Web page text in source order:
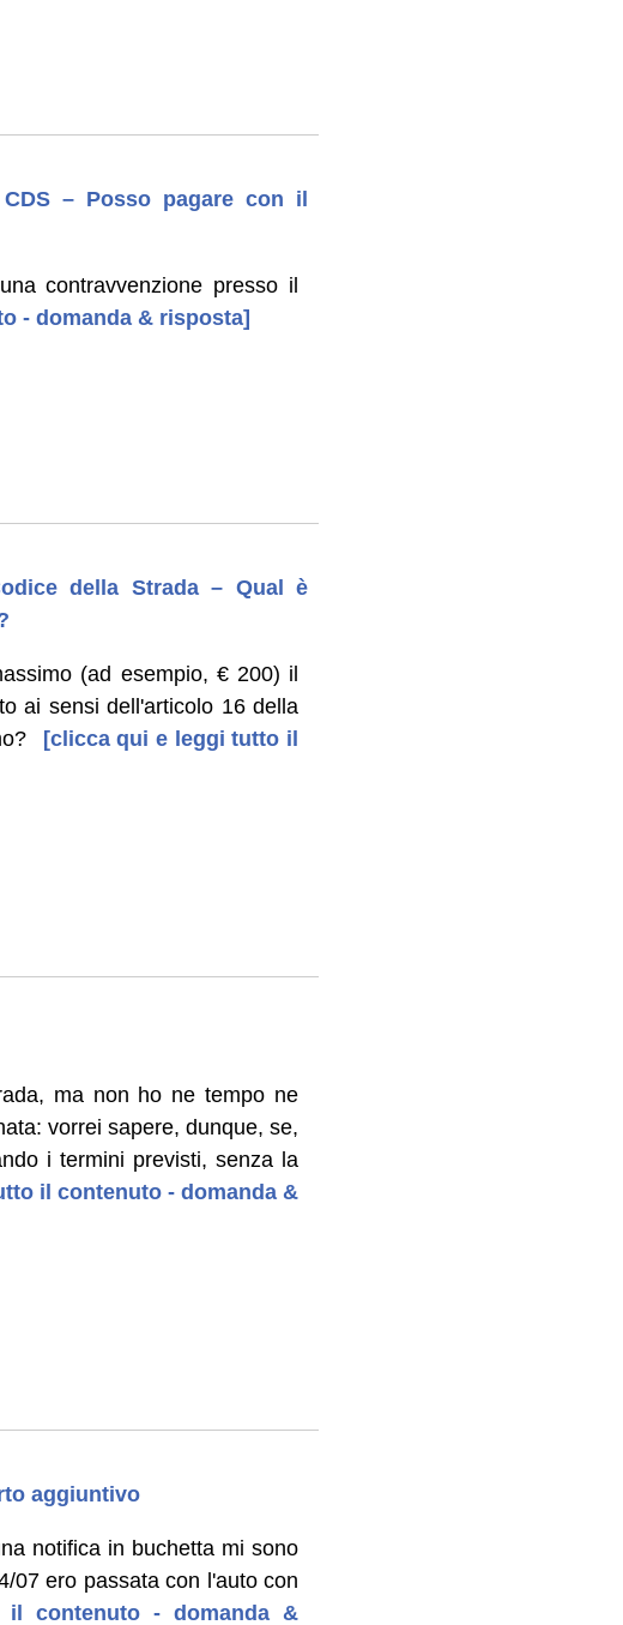
– Posso pagare con il
contravvenzione presso il
- domanda & risposta]
della Strada – Qual è
(ad esempio, € 200) il
ai sensi dell'articolo 16 della
[clicca qui e leggi tutto il
ma non ho ne tempo ne
vorrei sapere, dunque, se,
i termini previsti, senza la
il contenuto - domanda &
aggiuntivo
notifica in buchetta mi sono
07 ero passata con l'auto con
contenuto - domanda &